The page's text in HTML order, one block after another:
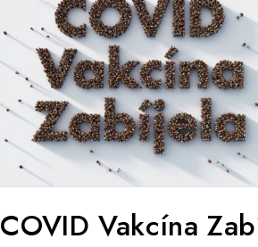
COVID Vakcína